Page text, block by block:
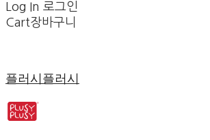
Log In 로그인
Cart장바구니
플러시플러시